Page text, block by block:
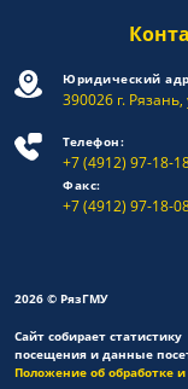
Юридический
390026 г.
Телефон:
+7 (4912) 97-18-
Факс:
+7 (4912) 97-18-
2026 © РязГМУ
Сайт собирает статистику
посещения и данные
Положение об обработке